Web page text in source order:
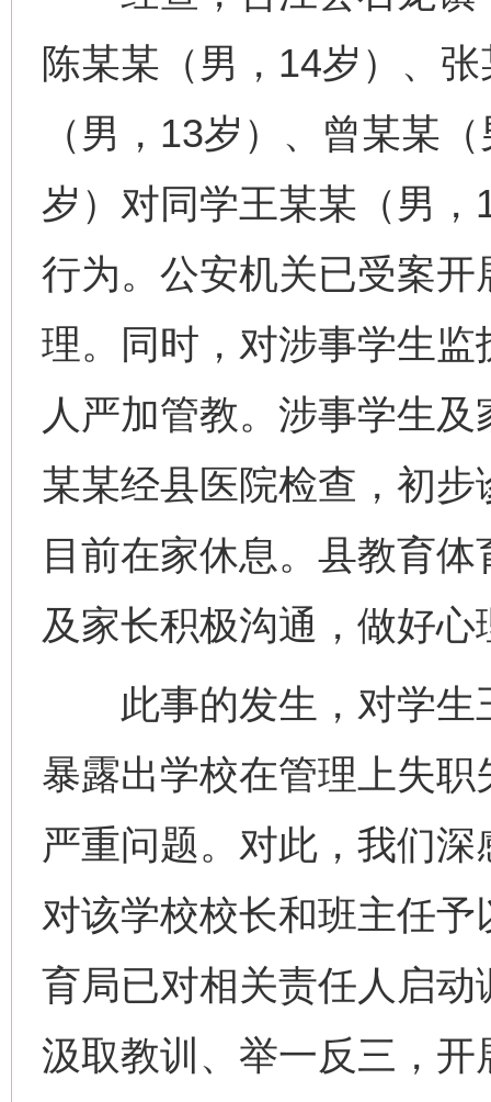
陈某某（男，14岁）、
（男，13岁）、曾某某
岁）对同学王某某（男
行为。公安机关已受案
理。同时，对涉事学生
人严加管教。涉事学生
某某经县医院检查，初步
目前在家休息。县教育
及家长积极沟通，做好心
此事的发生，对学生
暴露出学校在管理上失
严重问题。对此，我们
对该学校校长和班主任
育局已对相关责任人启
汲取教训、举一反三，